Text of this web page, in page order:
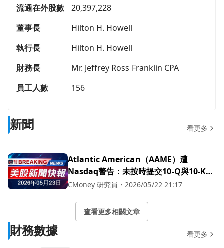
流通在外股數
20,397,228
董事長
Hilton H. Howell
執行長
Hilton H. Howell
財務長
Mr. Jeffrey Ross Franklin CPA
員工人數
156
新聞 看更多
Atlantic American（AAME）遭
Nasdaq警告：未按時提交10-Q與10-K，
股價應聲下挫
CMoney 研究員 ・ 2026/05/22 21:17
查看更多相關文章
財務數據 看更多